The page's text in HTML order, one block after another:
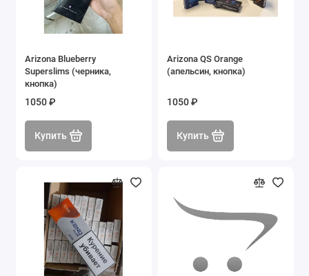
Arizona Blueberry
Superslims (черника,
кнопка)
1050 ₽
Купить
Arizona QS Orange
(апельсин, кнопка)
1050 ₽
Купить